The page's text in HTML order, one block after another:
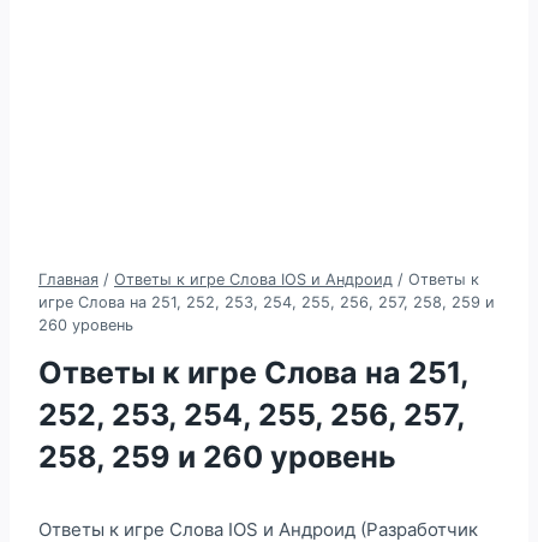
Главная / Ответы к игре Слова IOS и Андроид / Ответы к
игре Слова на 251, 252, 253, 254, 255, 256, 257, 258, 259 и
260 уровень
Ответы к игре Слова на 251,
252, 253, 254, 255, 256, 257,
258, 259 и 260 уровень
Ответы к игре Слова IOS и Андроид (Разработчик